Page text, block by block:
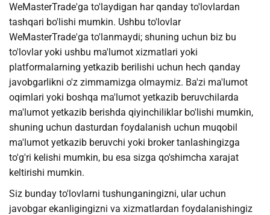
WeMasterTrade'ga to'laydigan har qanday to'lovlardan
tashqari bo'lishi mumkin. Ushbu to'lovlar
WeMasterTrade'ga to'lanmaydi; shuning uchun biz bu
to'lovlar yoki ushbu ma'lumot xizmatlari yoki
platformalarning yetkazib berilishi uchun hech qanday
javobgarlikni o'z zimmamizga olmaymiz. Ba'zi ma'lumot
oqimlari yoki boshqa ma'lumot yetkazib beruvchilarda
ma'lumot yetkazib berishda qiyinchiliklar bo'lishi mumkin,
shuning uchun dasturdan foydalanish uchun muqobil
ma'lumot yetkazib beruvchi yoki broker tanlashingizga
to'g'ri kelishi mumkin, bu esa sizga qo'shimcha xarajat
keltirishi mumkin.
Siz bunday to'lovlarni tushunganingizni, ular uchun
javobgar ekanligingizni va xizmatlardan foydalanishingiz